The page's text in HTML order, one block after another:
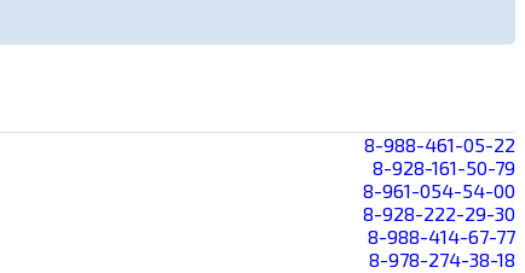
8-988-461-05-22
8-928-161-50-79
8-961-054-54-00
8-928-222-29-30
8-988-414-67-77
8-978-274-38-18